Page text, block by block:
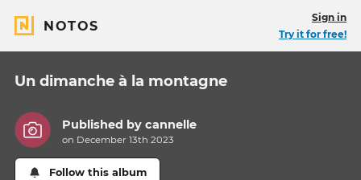
NOTOS
Sign in
Try it for free!
Un dimanche à la montagne
Published bycannelle
on December 13th 2023
Follow this album